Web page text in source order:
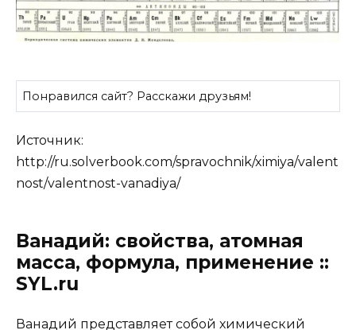
Понравился сайт? Расскажи друзьям!
Источник:
http://ru.solverbook.com/spravochnik/ximiya/valent
nost/valentnost-vanadiya/
Ванадий: свойства, атомная
масса, формула, применение ::
SYL.ru
Ванадий представляет собой химический